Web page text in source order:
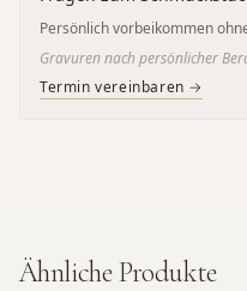
Persönlich vorbeikommen
Gravuren nach persönlicher
Termin vereinbaren →
Ähnliche Produkte